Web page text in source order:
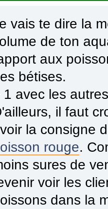
vais te dire la
de ton
aux
bétises.
1 avec les
il faut
la consigne
rouge.
sures de
voir les
dans la